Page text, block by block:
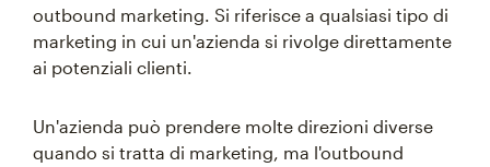
outbound marketing. Si riferisce a qualsiasi tipo di
marketing in cui un'azienda si rivolge direttamente
ai potenziali clienti.
Un'azienda può prendere molte direzioni diverse
quando si tratta di marketing, ma l'outbound